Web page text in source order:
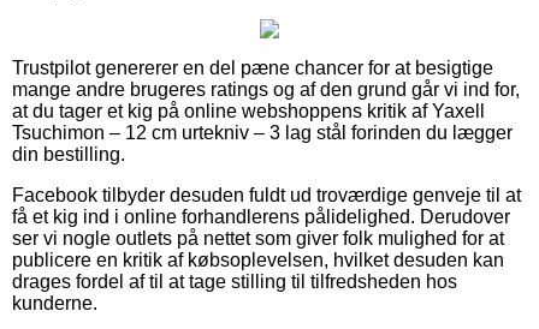
Trustpilot genererer en del pæne chancer for at besigtige
mange andre brugeres ratings og af den grund går vi ind for,
at du tager et kig på online webshoppens kritik af Yaxell
Tsuchimon – 12 cm urtekniv – 3 lag stål forinden du lægger
din bestilling.
Facebook tilbyder desuden fuldt ud troværdige genveje til at
få et kig ind i online forhandlerens pålidelighed. Derudover
ser vi nogle outlets på nettet som giver folk mulighed for at
publicere en kritik af købsoplevelsen, hvilket desuden kan
drages fordel af til at tage stilling til tilfredsheden hos
kunderne.